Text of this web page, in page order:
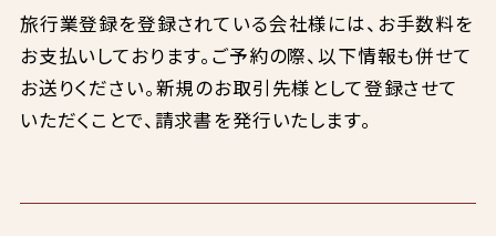
旅行業登録を登録されている会社様には、お手数料を
お支払いしております。ご予約の際、以下情報も併せて
お送りください。新規のお取引先様として登録させて
いただくことで、請求書を発行いたします。